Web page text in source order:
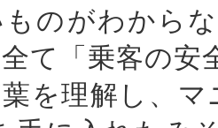
ものがわから
て「乗客の安
を理解し、